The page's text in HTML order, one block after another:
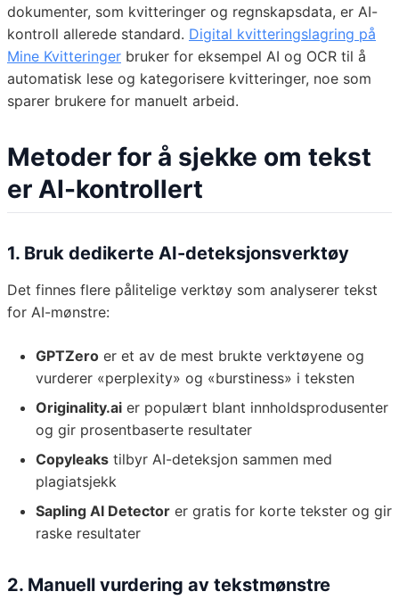
dokumenter, som kvitteringer og regnskapsdata, er AI-
kontroll allerede standard. Digital kvitteringslagring på
Mine Kvitteringer bruker for eksempel AI og OCR til å
automatisk lese og kategorisere kvitteringer, noe som
sparer brukere for manuelt arbeid.
Metoder for å sjekke om tekst
er AI-kontrollert
1. Bruk dedikerte AI-deteksjonsverktøy
Det finnes flere pålitelige verktøy som analyserer tekst
for AI-mønstre:
GPTZero er et av de mest brukte verktøyene og
vurderer «perplexity» og «burstiness» i teksten
Originality.ai er populært blant innholdsprodusenter
og gir prosentbaserte resultater
Copyleaks tilbyr AI-deteksjon sammen med
plagiatsjekk
Sapling AI Detector er gratis for korte tekster og gir
raske resultater
2. Manuell vurdering av tekstmønstre